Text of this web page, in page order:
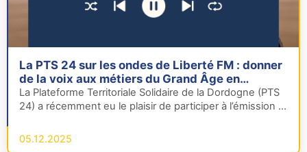
La PTS 24 sur les ondes de Liberté FM : donner
de la voix aux métiers du Grand Âge en
Dordogne
La Plateforme Territoriale Solidaire de la Dordogne (PTS
24) a récemment eu le plaisir de participer à l’émission «
05.12.2025